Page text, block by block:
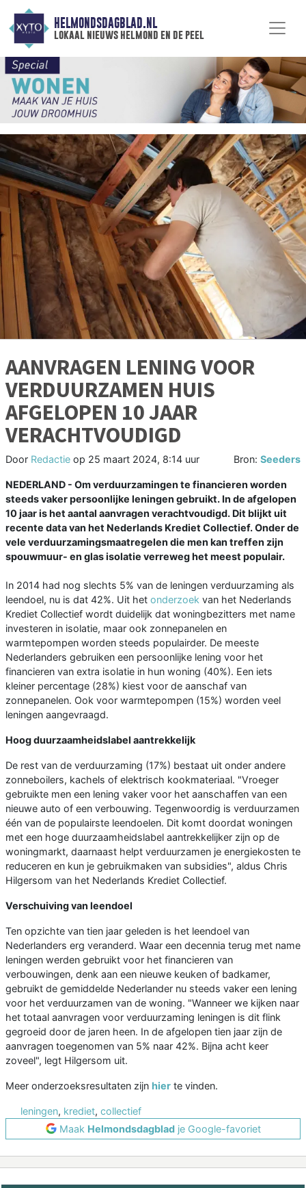
HELMONDSDAGBLAD.NL
lokaal nieuws helmond en de peel
AANVRAGEN LENING VOOR
VERDUURZAMEN HUIS
AFGELOPEN 10 JAAR
VERACHTVOUDIGD
Door Redactie op 25 maart 2024, 8:14 uur Bron: Seeders
NEDERLAND - Om verduurzamingen te financieren worden
steeds vaker persoonlijke leningen gebruikt. In de afgelopen
10 jaar is het aantal aanvragen verachtvoudigd. Dit blijkt uit
recente data van het Nederlands Krediet Collectief. Onder de
vele verduurzamingsmaatregelen die men kan treffen zijn
spouwmuur- en glas isolatie verreweg het meest populair.
In 2014 had nog slechts 5% van de leningen verduurzaming als
leendoel, nu is dat 42%. Uit het onderzoek van het Nederlands
Krediet Collectief wordt duidelijk dat woningbezitters met name
investeren in isolatie, maar ook zonnepanelen en
warmtepompen worden steeds populairder. De meeste
Nederlanders gebruiken een persoonlijke lening voor het
financieren van extra isolatie in hun woning (40%). Een iets
kleiner percentage (28%) kiest voor de aanschaf van
zonnepanelen. Ook voor warmtepompen (15%) worden veel
leningen aangevraagd.
Hoog duurzaamheidslabel aantrekkelijk
De rest van de verduurzaming (17%) bestaat uit onder andere
zonneboilers, kachels of elektrisch kookmateriaal. "Vroeger
gebruikte men een lening vaker voor het aanschaffen van een
nieuwe auto of een verbouwing. Tegenwoordig is verduurzamen
één van de populairste leendoelen. Dit komt doordat woningen
met een hoge duurzaamheidslabel aantrekkelijker zijn op de
woningmarkt, daarnaast helpt verduurzamen je energiekosten te
reduceren en kun je gebruikmaken van subsidies", aldus Chris
Hilgersom van het Nederlands Krediet Collectief.
Verschuiving van leendoel
Ten opzichte van tien jaar geleden is het leendoel van
Nederlanders erg veranderd. Waar een decennia terug met name
leningen werden gebruikt voor het financieren van
verbouwingen, denk aan een nieuwe keuken of badkamer,
gebruikt de gemiddelde Nederlander nu steeds vaker een lening
voor het verduurzamen van de woning. "Wanneer we kijken naar
het totaal aanvragen voor verduurzaming leningen is dit flink
gegroeid door de jaren heen. In de afgelopen tien jaar zijn de
aanvragen toegenomen van 5% naar 42%. Bijna acht keer
zoveel", legt Hilgersom uit.
Meer onderzoeksresultaten zijn hier te vinden.
leningen, krediet, collectief
Maak Helmondsdagbladje Google-favoriet